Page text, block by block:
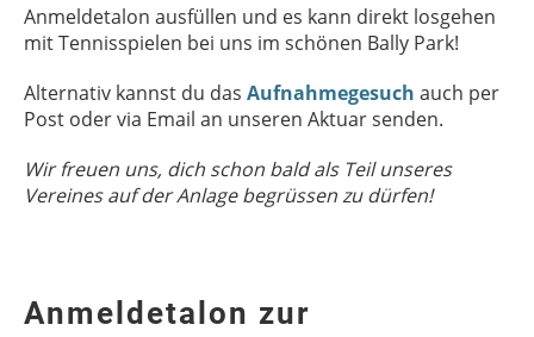
Anmeldetalon ausfüllen und es kann direkt losgehen
mit Tennisspielen bei uns im schönen Bally Park!
Alternativ kannst du das Aufnahmegesuch auch per
Post oder via Email an unseren Aktuar senden.
Wir freuen uns, dich schon bald als Teil unseres
Vereines auf der Anlage begrüssen zu dürfen!
Anmeldetalon zur